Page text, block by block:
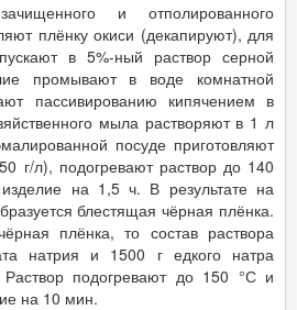
и отполированного
плёнку окиси (декапируют), для
в 5%-ный раствор серной
промывают в воде комнатной
пассивированию кипячением в
мыла растворяют в 1 л
посуде приготовляют
г/л), подогревают раствор до 140
на 1,5 ч. В результате на
блестящая чёрная плёнка.
плёнка, то состав раствора
натрия и 1500 г едкого натра
подогревают до 150 °С и
на 10 мин.